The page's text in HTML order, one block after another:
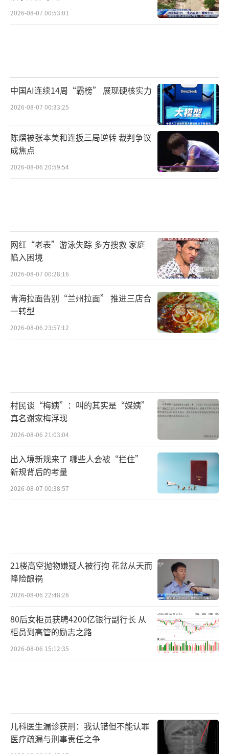
2026-08-07 00:53:01
中国AI连续14周“霸榜” 展现硬核实力
2026-08-07 00:33:25
陈熠被张本美和连扳三局逆转 裁判争议
成焦点
2026-08-06 20:59:54
网红“老表”游泳失踪 多方搜救 家庭
陷入困境
2026-08-07 00:28:16
青海拉面告别“兰州拉面” 推进三店合
一转型
2026-08-06 23:57:12
村民谈“梅姨”：叫的其实是“媒姨”
真名谢家梅浮现
2026-08-06 21:03:04
出入境新规来了 哪些人会被“拦住”
新规背后的考量
2026-08-07 00:38:57
21楼高空抛物嫌疑人被行拘 花盆从天而
降险酿祸
2026-08-06 22:48:28
80后女柜员获聘4200亿银行副行长 从
柜员到高管的励志之路
2026-08-06 15:12:35
儿科医生漏诊获刑：我认错但不能认罪
医疗疏漏与刑事责任之争